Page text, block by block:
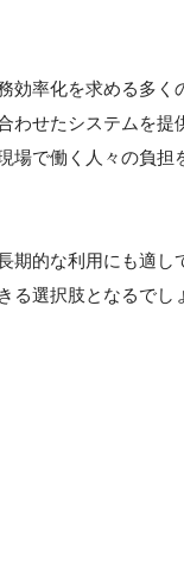
効率化を求める多く
わせたシステムを提
場で働く人々の負担
期的な利用にも適し
る選択肢となるでし